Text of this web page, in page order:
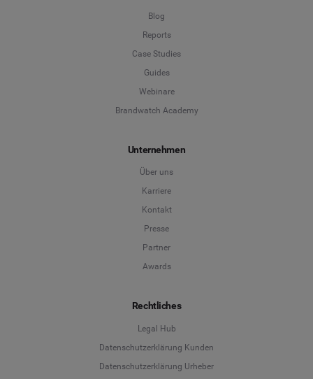
Blog
Reports
Case Studies
Guides
Webinare
Brandwatch Academy
Unternehmen
Über uns
Karriere
Kontakt
Presse
Partner
Awards
Rechtliches
Legal Hub
Datenschutzerklärung Kunden
Datenschutzerklärung Urheber